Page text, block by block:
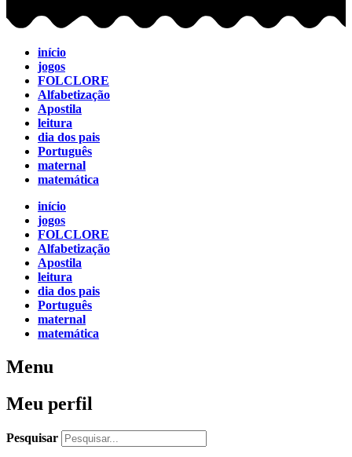
início
jogos
FOLCLORE
Alfabetização
Apostila
leitura
dia dos pais
Português
maternal
matemática
início
jogos
FOLCLORE
Alfabetização
Apostila
leitura
dia dos pais
Português
maternal
matemática
Menu
Meu perfil
Pesquisar